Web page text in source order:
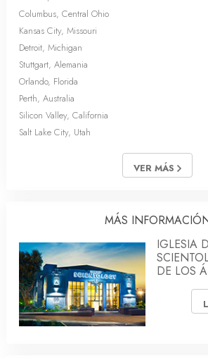
Columbus, Central Ohio
Kansas City, Missouri
Detroit, Michigan
Stuttgart, Alemania
Orlando, Florida
Perth, Australia
Silicon Valley, California
Salt Lake City, Utah
VER MÁS
MÁS
IGLESIA
DE LOS